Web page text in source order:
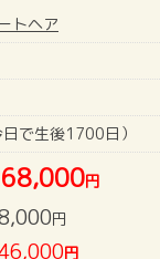
トヘア
で生後1700日）
円
円
円